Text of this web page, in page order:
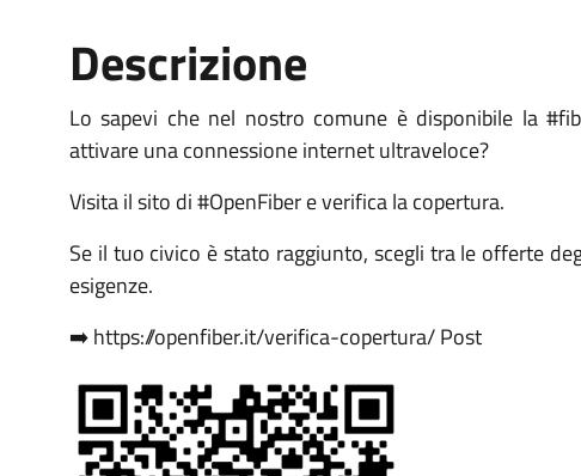
Descrizione
Lo sapevi che nel nostro comune è disponibile la
attivare una connessione internet ultraveloce?
Visita il sito di #OpenFiber e verifica la copertura.
Se il tuo civico è stato raggiunto, scegli tra le offerte
esigenze.
➡️ https://openfiber.it/verifica-copertura/ Post